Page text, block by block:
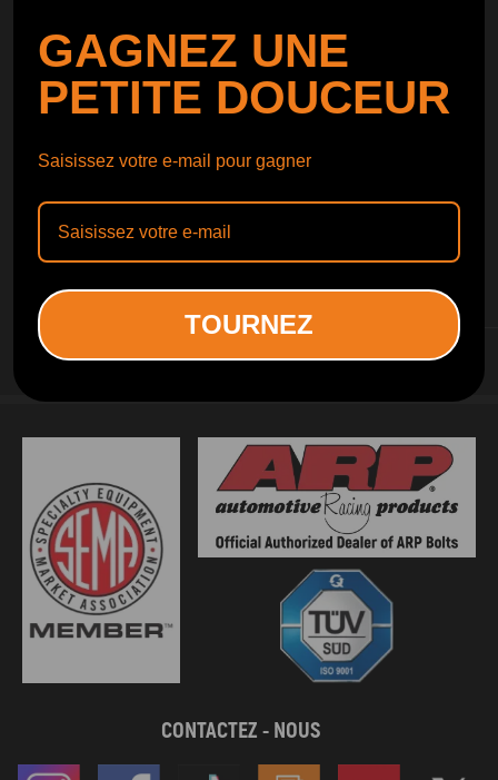
SERVICES D INFORMATION
SERVICES AUX CLIENTS
CONTACTEZ - NOUS
GAGNEZ UNE
PETITE DOUCEUR
Saisissez votre e-mail pour gagner
TOURNEZ